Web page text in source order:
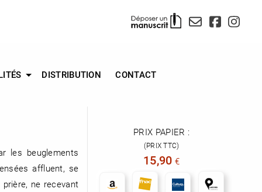
DISTRIBUTION CONTACT
les beuglements
affluent, se
ne recevant
PRIX PAPIER :
(PRIX TTC)
15,90 €